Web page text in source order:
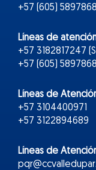
+57 (605) 5897868
Líneas de
+57 3182817247
+57 (605) 5897868
Líneas de
+57 3104400971
+57 3122894689
Líneas de